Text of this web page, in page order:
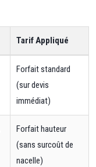
Tarif Appliqué
Forfait standard
(sur devis
immédiat)
Forfait hauteur
(sans surcoût de
nacelle)